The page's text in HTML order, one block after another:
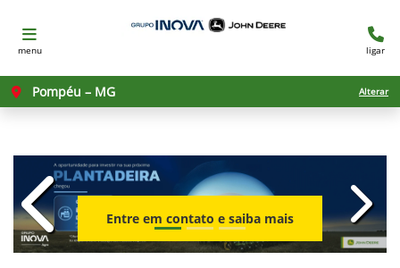
menu ligar
Pompéu – MG Alterar
Entre em contato e saiba mais
templates.template-